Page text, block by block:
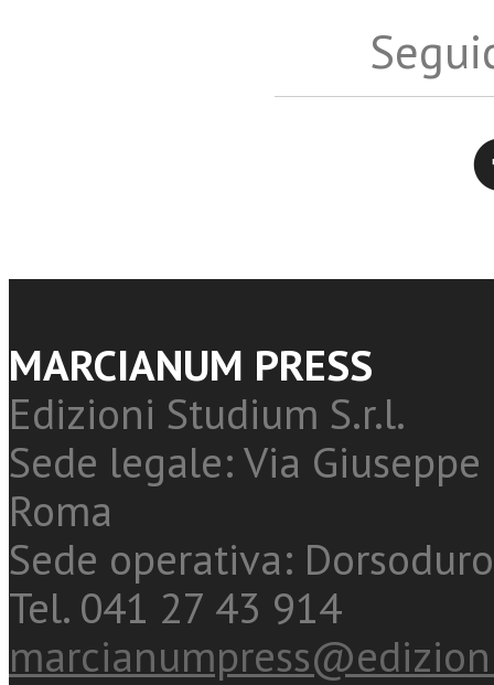
MARCIANUM PRESS
Edizioni Studium S.r.l.
Sede legale: Via
Roma
Sede operativa:
Tel. 041 27 43 914